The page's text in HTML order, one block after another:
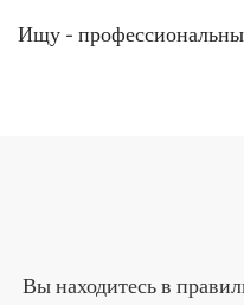
Ищу -
Вы находитесь в